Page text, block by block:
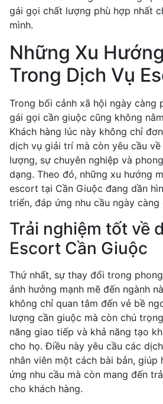
gái gọi chất lượng phù hợp nhất
mình.
Những Xu
Trong Dịch Vụ
Trong bối cảnh xã hội ngày càng
gái gọi cần giuộc cũng không
Khách hàng lúc này không chỉ
dịch vụ giải trí mà còn yêu cầu
lượng, sự chuyên nghiệp và
dạng. Theo đó, những xu hướng
escort tại Cần Giuộc đang dần
triển, đáp ứng nhu cầu ngày càng
Trải nghiệm tốt về
Escort Cần Giuộc
Thứ nhất, sự thay đổi trong
ảnh hưởng mạnh mẽ đến ngành
không chỉ quan tâm đến vẻ bề
lượng cần giuộc mà còn chú
năng giao tiếp và khả năng tạo
cho họ. Điều này yêu cầu các
nhân viên một cách bài bản, giúp
ứng nhu cầu mà còn mang đến
cho khách hàng.